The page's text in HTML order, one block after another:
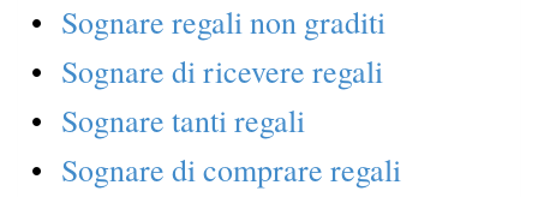
Sognare regali non graditi
Sognare di ricevere regali
Sognare tanti regali
Sognare di comprare regali